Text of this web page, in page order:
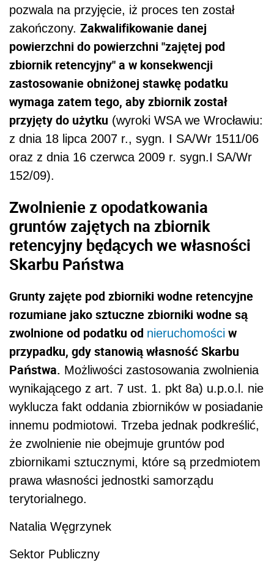
pozwala na przyjęcie, iż proces ten został
zakończony. Zakwalifikowanie danej
powierzchni do powierzchni "zajętej pod
zbiornik retencyjny" a w konsekwencji
zastosowanie obniżonej stawkę podatku
wymaga zatem tego, aby zbiornik został
przyjęty do użytku (wyroki WSA we Wrocławiu:
z dnia 18 lipca 2007 r., sygn. I SA/Wr 1511/06
oraz z dnia 16 czerwca 2009 r. sygn.I SA/Wr
152/09).
Zwolnienie z opodatkowania
gruntów zajętych na zbiornik
retencyjny będących we własności
Skarbu Państwa
Grunty zajęte pod zbiorniki wodne retencyjne
rozumiane jako sztuczne zbiorniki wodne są
zwolnione od podatku od nieruchomości w
przypadku, gdy stanowią własność Skarbu
Państwa. Możliwości zastosowania zwolnienia
wynikającego z art. 7 ust. 1. pkt 8a) u.p.o.l. nie
wyklucza fakt oddania zbiorników w posiadanie
innemu podmiotowi. Trzeba jednak podkreślić,
że zwolnienie nie obejmuje gruntów pod
zbiornikami sztucznymi, które są przedmiotem
prawa własności jednostki samorządu
terytorialnego.
Natalia Węgrzynek
Sektor Publiczny